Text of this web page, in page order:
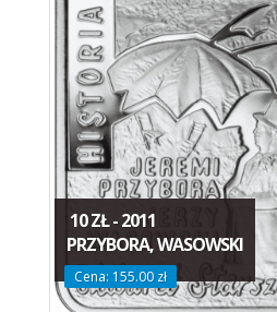
10 ZŁ - 2011
PRZYBORA, WASOWSKI
Cena: 155.00 zł